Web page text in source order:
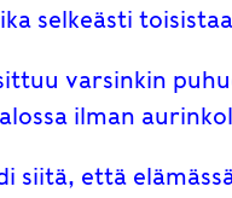
selkeästi
varsinkin
ilman
siitä, että